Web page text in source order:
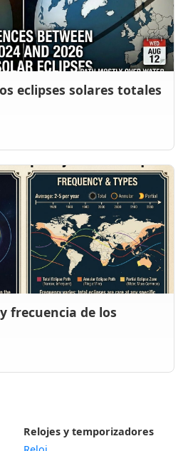
eclipses solares totales
frecuencia de los
Relojes y temporizadores